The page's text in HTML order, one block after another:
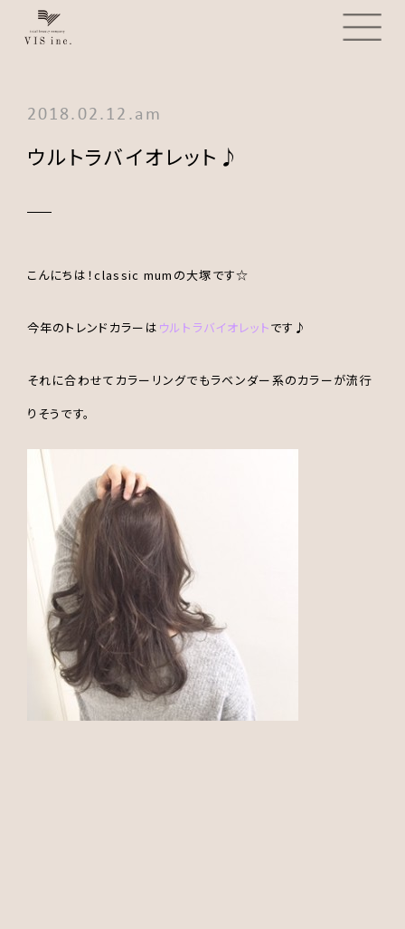
2018.02.12.am
ウルトラバイオレット♪
こんにちは！classic mumの大塚です☆
今年のトレンドカラーは ウルトラバイオレットです♪
それに合わせてカラーリングでもラベンダー系のカラーが流行
りそうです。